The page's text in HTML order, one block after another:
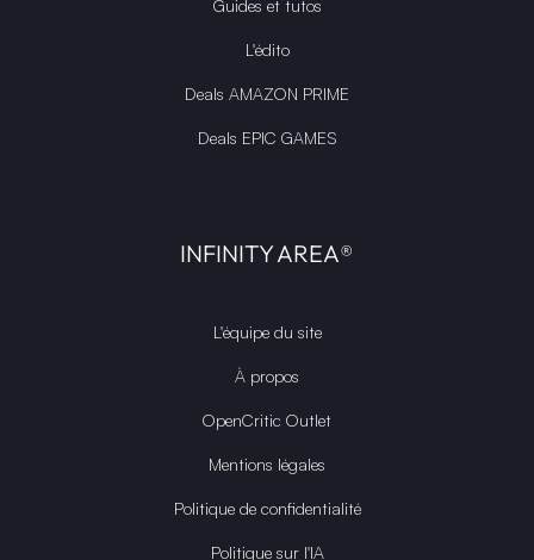
Guides et tutos
L'édito
Deals AMAZON PRIME
Deals EPIC GAMES
INFINITY AREA®
L'équipe du site
À propos
OpenCritic Outlet
Mentions légales
Politique de confidentialité
Politique sur l'IA